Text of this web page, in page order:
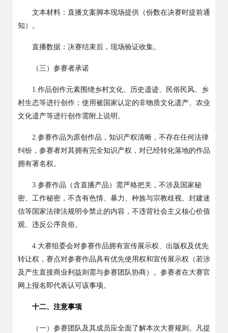
文本材料：直播文案脚本现场提供（份数在决赛时提前通
知）。
直播数据：决赛结束后，现场验证收集。
（三）参赛者承诺
1.作品创作元素围绕乡村文化、历史遗迹、民俗民风、乡
村生态等进行创作；使用被国家认定的非物质文化遗产、农业
文化遗产等进行创作需附上说明。
2.参赛作品为原创作品，知识产权清晰，不存在任何法律
纠纷，参赛者对其拥有完全知识产权，对已经转化落地的作品
拥有署名权。
3.参赛作品（含直播产品）需严格把关，不涉及国家秘
密、工作秘密，不含有色情、暴力、种族与宗教歧视、封建迷
信等国家法律法规明令禁止的内容，不违背社会主义核心价值
观、违反公序良俗。
4.大赛组委会对参赛作品拥有宣传展示权、出版权及优先
转让权，赛点对参赛作品具有优先使用权和宣传展示权（若涉
及产生直接商业利益则需与参赛团队协商）。参赛者在大赛官
网上报名即代表认可该事项。
十二、注意事项
（一）参赛团队及其成员应全面了解本次大赛规则。凡提